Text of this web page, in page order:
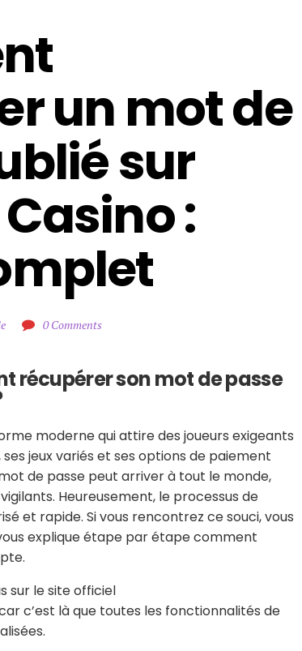
un mot de
sur
:
0 Comments
récupérer son mot de passe
moderne qui attire des joueurs exigeants
jeux variés et ses options de paiement
de passe peut arriver à tout le monde,
Heureusement, le processus de
et rapide. Si vous rencontrez ce souci, vous
explique étape par étape comment
sur le site officiel
c’est là que toutes les fonctionnalités de